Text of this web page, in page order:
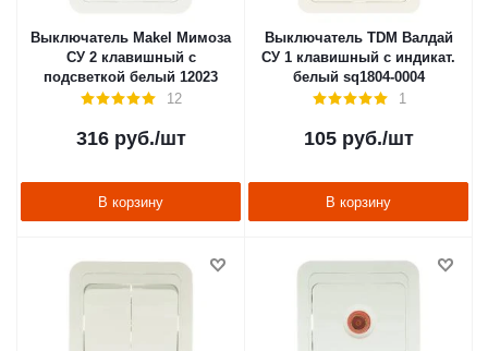
Выключатель Makel Мимоза
СУ 2 клавишный с
подсветкой белый 12023
12
316руб./шт
В корзину
Выключатель TDM Валдай
СУ 1 клавишный с индикат.
белый sq1804-0004
1
105руб./шт
В корзину